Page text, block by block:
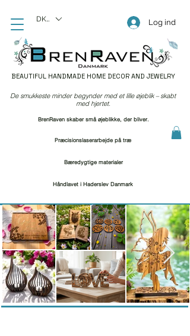
BEAUTIFUL HANDMADE HOME DECOR AND JEWELRY
Log ind
DKK (kr)
Præcisionslaserarbejde på træ
Bæredygtige materialer
Håndlavet i Haderslev Danmark
De smukkeste minder begynder med et lille øjeblik – skabt
med hjertet.
BrenRaven skaber små øjeblikke, der bliver.